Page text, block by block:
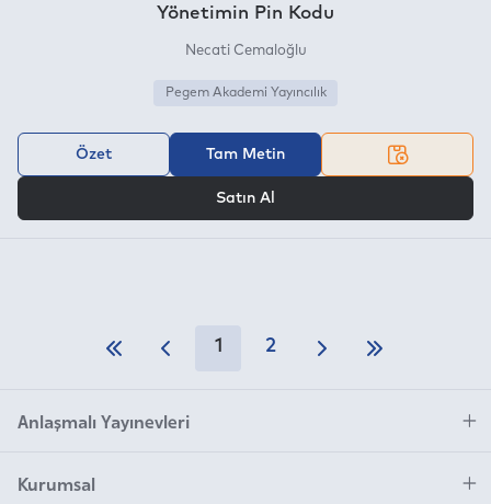
Yönetimin Pin Kodu
Necati Cemaloğlu
Pegem Akademi Yayıncılık
Özet Tam Metin
Satın Al
1 2
Anlaşmalı Yayınevleri
Kurumsal